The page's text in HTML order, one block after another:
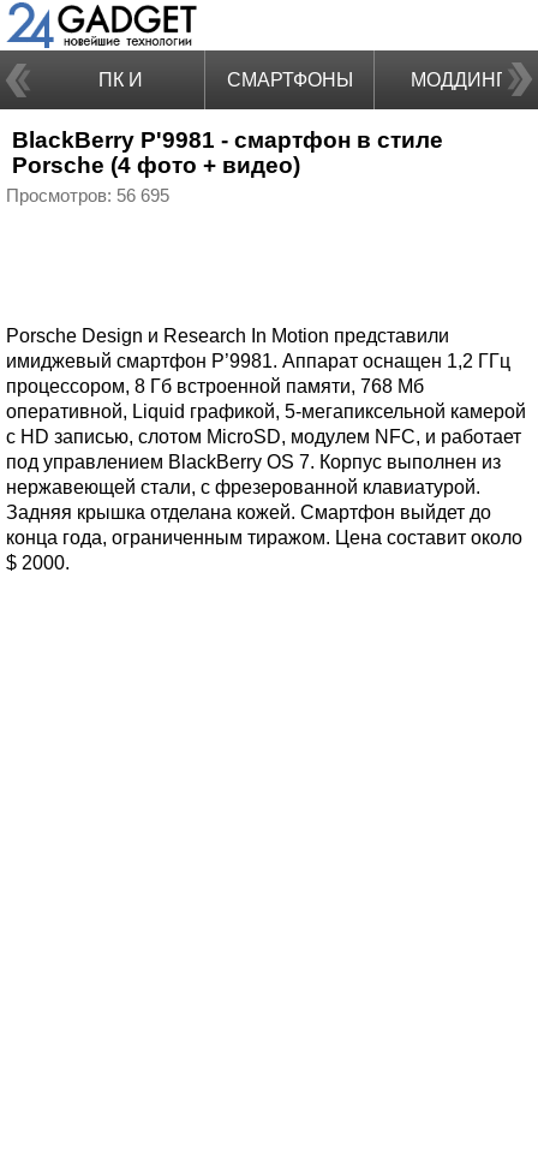
ПК И
НОУТБУКИ
СМАРТФОНЫ МОДДИНГ
BlackBerry P'9981 - смартфон в стиле
Porsche (4 фото + видео)
Просмотров: 56 695
Porsche Design и Research In Motion представили
имиджевый смартфон P’9981. Аппарат оснащен 1,2 ГГц
процессором, 8 Гб встроенной памяти, 768 Мб
оперативной, Liquid графикой, 5-мегапиксельной камерой
с HD записью, слотом MicroSD, модулем NFC, и работает
под управлением BlackBerry OS 7. Корпус выполнен из
нержавеющей стали, с фрезерованной клавиатурой.
Задняя крышка отделана кожей. Смартфон выйдет до
конца года, ограниченным тиражом. Цена составит около
$ 2000.